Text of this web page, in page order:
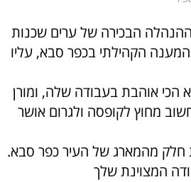
ההנהלה הבכירה של ערים שכנות
הקהילתי בכפר סבא, עליו
הכי אוהבת בעבודה שלה, ומורן
מחוץ לקופסה ולגרום אושר
חלק מהמארג של העיר כפר סבא.
המצוינת שלך